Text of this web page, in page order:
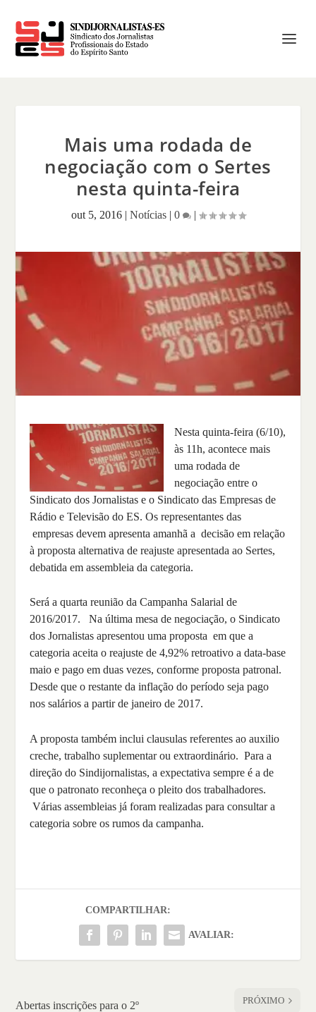
Mais uma rodada de
negociação com o Sertes
nesta quinta-feira
out 5, 2016| Notícias| 0 |
Nesta quinta-feira (6/10),
às 11h, acontece mais
uma rodada de
negociação entre o
Sindicato dos Jornalistas e o Sindicato das Empresas de
Rádio e Televisão do ES. Os representantes das
empresas devem apresenta amanhã a decisão em relação
à proposta alternativa de reajuste apresentada ao Sertes,
debatida em assembleia da categoria.
Será a quarta reunião da Campanha Salarial de
2016/2017. Na última mesa de negociação, o Sindicato
dos Jornalistas apresentou uma proposta em que a
categoria aceita o reajuste de 4,92% retroativo a data-base
maio e pago em duas vezes, conforme proposta patronal.
Desde que o restante da inflação do período seja pago
nos salários a partir de janeiro de 2017.
A proposta também inclui clausulas referentes ao auxilio
creche, trabalho suplementar ou extraordinário. Para a
direção do Sindijornalistas, a expectativa sempre é a de
que o patronato reconheça o pleito dos trabalhadores.
Várias assembleias já foram realizadas para consultar a
categoria sobre os rumos da campanha.
COMPARTILHAR:
AVALIAR:
Abertas inscrições para o 2º
PRÓXIMO